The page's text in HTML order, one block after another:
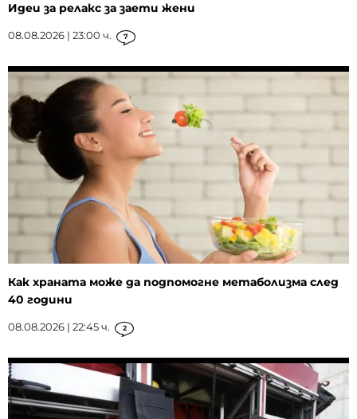
Идеи за релакс за заети жени
08.08.2026 | 23:00 ч. 7
Как храната може да подпомогне метаболизма след
40 години
08.08.2026 | 22:45 ч. 2